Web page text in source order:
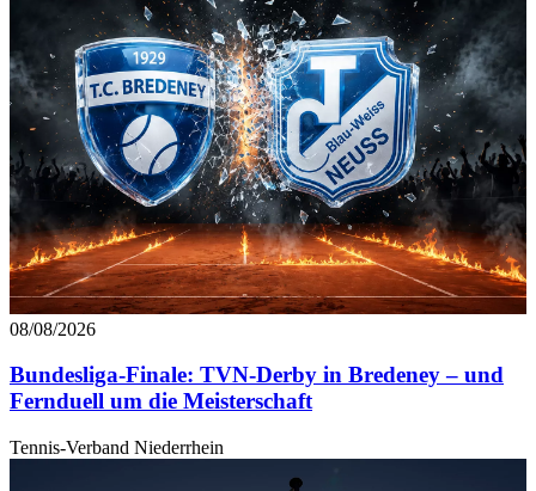
08/08/2026
Bundesliga-Finale: TVN-Derby in Bredeney – und
Fernduell um die Meisterschaft
Tennis-Verband Niederrhein